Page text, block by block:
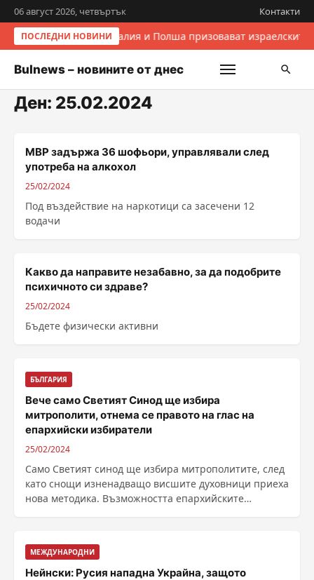
06 август 2026, четвъртък Контакти
ПОСЛЕДНИ НОВИНИИталия и Полша призовават
Bulnews – новините от днес
Ден: 25.02.2024
МВР задържа 36 шофьори, управлявали след
употреба на алкохол
25/02/2024
Под въздействие на наркотици са засечени 12
водачи
Какво да направите незабавно, за да подобрите
психичното си здраве?
25/02/2024
Бъдете физически активни
БЪЛГАРИЯ
Вече само Светият Синод ще избира
митрополити, отнема се правото на глас на
епархийски избиратели
25/02/2024
Само Светият синод ще избира митрополитите, след
като снощи изненадващо висшите духовници приеха
нова методика. Възможността епархийските
МЕЖДУНАРОДНИ
Нейнски: Русия нападна Украйна, защото